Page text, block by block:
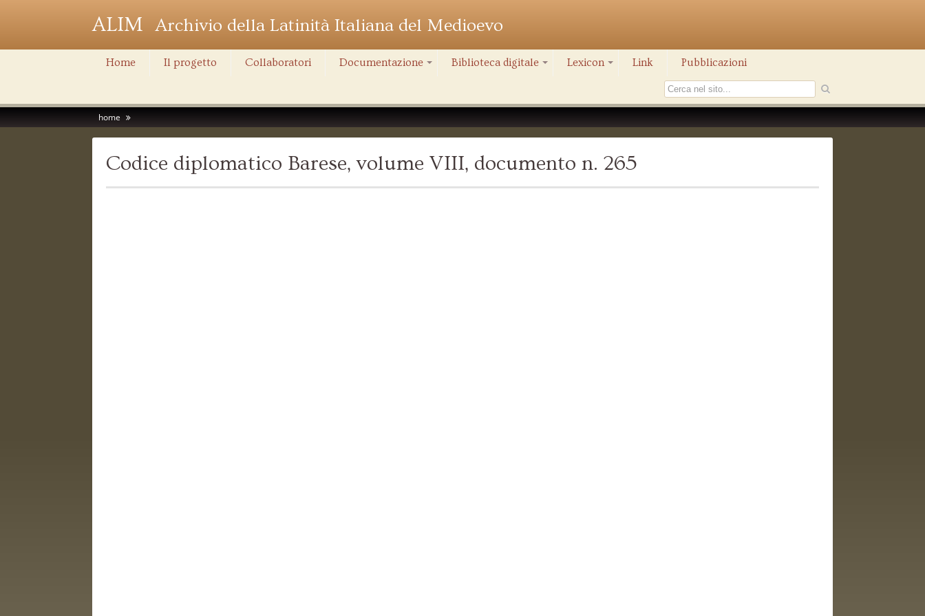
ALIM Archivio della Latinità Italiana del Medioevo
Home Il progetto Collaboratori Documentazione Biblioteca digitale Lexicon Link Pubblicazioni
home
Codice diplomatico Barese, volume VIII, documento n. 265